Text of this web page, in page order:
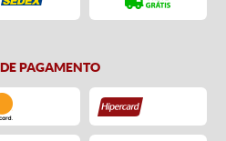
PAGAMENTO